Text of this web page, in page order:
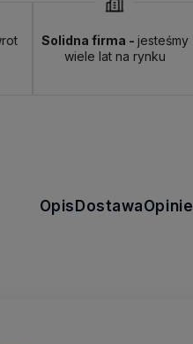
Solidna firma - jesteśmy
wiele lat na rynku
OpisDostawaOpinie